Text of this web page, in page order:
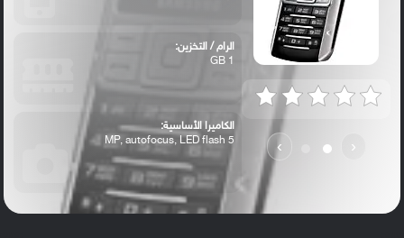
‹
›
الرام / التخزين:
1 GB
الكاميرا الأساسية:
5 MP, autofocus, LED flash